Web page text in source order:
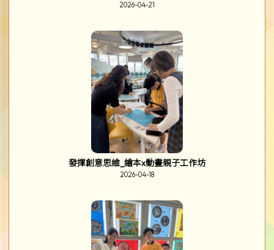
2026-04-21
發揮創意思維_繪本x動畫親子工作坊
2026-04-18